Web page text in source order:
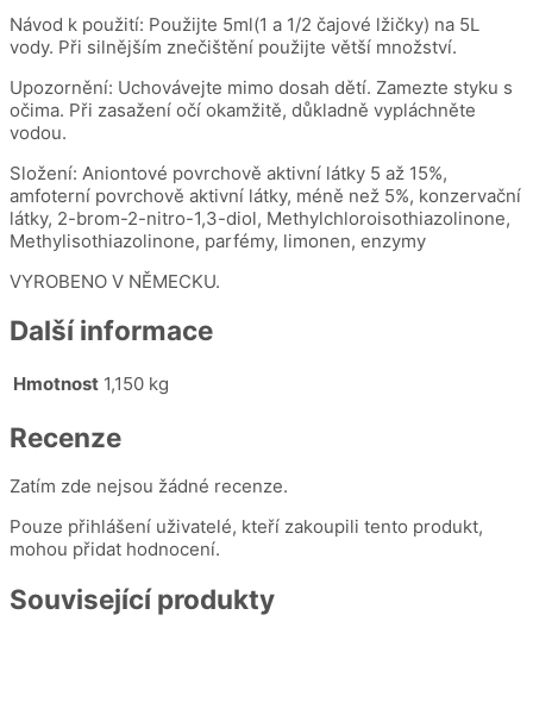
Návod k použití: Použijte 5ml(1 a 1/2 čajové lžičky) na 5L
vody. Při silnějším znečištění použijte větší množství.
Upozornění: Uchovávejte mimo dosah dětí. Zamezte styku s
očima. Při zasažení očí okamžitě, důkladně vypláchněte
vodou.
Složení: Aniontové povrchově aktivní látky 5 až 15%,
amfoterní povrchově aktivní látky, méně než 5%, konzervační
látky, 2-brom-2-nitro-1,3-diol, Methylchloroisothiazolinone,
Methylisothiazolinone, parfémy, limonen, enzymy
VYROBENO V NĚMECKU.
Další informace
Hmotnost 1,150 kg
Recenze
Zatím zde nejsou žádné recenze.
Pouze přihlášení uživatelé, kteří zakoupili tento produkt,
mohou přidat hodnocení.
Související produkty